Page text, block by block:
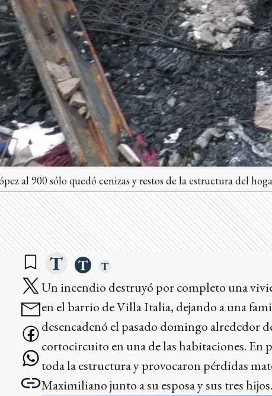
al 900 sólo quedó cenizas y restos de la estructura del
Un incendio destruyó por completo una
en el barrio de Villa Italia, dejando a una
desencadenó el pasado domingo alrededor
cortocircuito en una de las habitaciones. En
toda la estructura y provocaron pérdidas
Maximiliano junto a su esposa y sus tres hijos.